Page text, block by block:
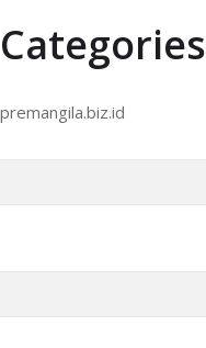
Categories
premangila.biz.id